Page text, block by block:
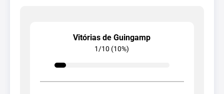
Vitórias de Guingamp
1/10 (10%)